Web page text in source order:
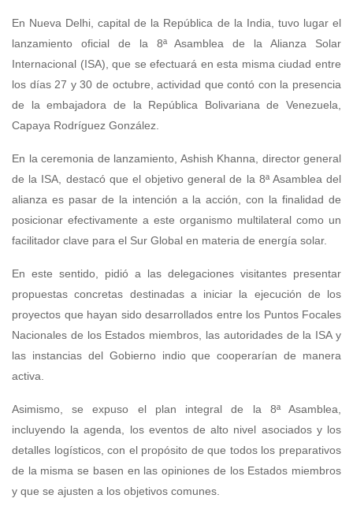
En Nueva Delhi, capital de la República de la India, tuvo lugar el
lanzamiento oficial de la 8ª Asamblea de la Alianza Solar
Internacional (ISA), que se efectuará en esta misma ciudad entre
los días 27 y 30 de octubre, actividad que contó con la presencia
de la embajadora de la República Bolivariana de Venezuela,
Capaya Rodríguez González.
En la ceremonia de lanzamiento, Ashish Khanna, director general
de la ISA, destacó que el objetivo general de la 8ª Asamblea del
alianza es pasar de la intención a la acción, con la finalidad de
posicionar efectivamente a este organismo multilateral como un
facilitador clave para el Sur Global en materia de energía solar.
En este sentido, pidió a las delegaciones visitantes presentar
propuestas concretas destinadas a iniciar la ejecución de los
proyectos que hayan sido desarrollados entre los Puntos Focales
Nacionales de los Estados miembros, las autoridades de la ISA y
las instancias del Gobierno indio que cooperarían de manera
activa.
Asimismo, se expuso el plan integral de la 8ª Asamblea,
incluyendo la agenda, los eventos de alto nivel asociados y los
detalles logísticos, con el propósito de que todos los preparativos
de la misma se basen en las opiniones de los Estados miembros
y que se ajusten a los objetivos comunes.